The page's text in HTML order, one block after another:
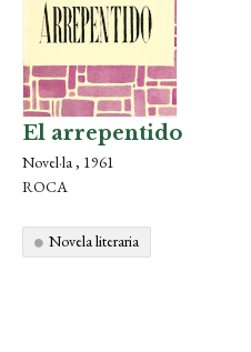
El arrepentido
Novel·la , 1961
ROCA
Novela literaria